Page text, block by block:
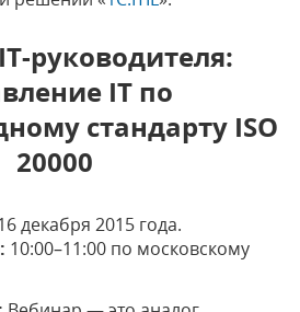
руководителя:
IT по
стандарту ISO
20000
декабря 2015 года.
10:00–11:00 по московскому